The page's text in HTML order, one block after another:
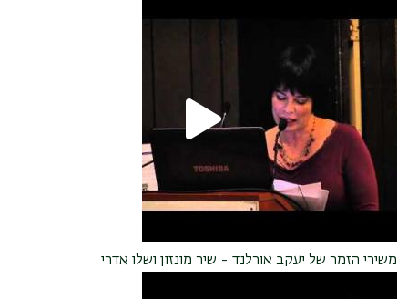
משירי הזמר של יעקב אורלנד - שיר מונזון ושלו אדרי